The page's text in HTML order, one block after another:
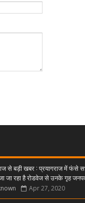
से बड़ी खबर : प्रयागराज में फंसे
जा रहा है रोडवेज से उनके गृह
Apr 27, 2020